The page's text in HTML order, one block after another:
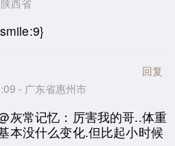
- 广东省惠州市
回复
灰常记忆：厉害我的哥..体重
本没什么变化.但比起小时候